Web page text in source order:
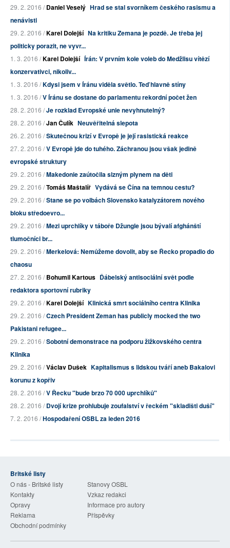
29. 2. 2016 /Daniel Veselý Hrad se stal svorníkem českého rasismu a
nenávisti
29. 2. 2016 /Karel Dolejší Na kritiku Zemana je pozdě. Je třeba jej
politicky porazit, ne vyvr...
1. 3. 2016 /Karel Dolejší Írán: V prvním kole voleb do Medžlisu vítězí
konzervativci, nikoliv...
1. 3. 2016 /Kdysi jsem v Íránu viděla světlo. Teď hlavně stíny
1. 3. 2016 /V Íránu se dostane do parlamentu rekordní počet žen
28. 2. 2016 /Je rozklad Evropské unie nevyhnutelný?
28. 2. 2016 /Jan Čulík Neuvěřitelná slepota
26. 2. 2016 /Skutečnou krizí v Evropě je její rasistická reakce
27. 2. 2016 /V Evropě jde do tuhého. Záchranou jsou však jedině
evropské struktury
29. 2. 2016 /Makedonie zaútočila slzným plynem na děti
29. 2. 2016 /Tomáš Maštalíř Vydává se Čína na temnou cestu?
29. 2. 2016 /Stane se po volbách Slovensko katalyzátorem nového
bloku středoevro...
29. 2. 2016 /Mezi uprchlíky v táboře Džungle jsou bývalí afghánští
tlumočníci br...
29. 2. 2016 /Merkelová: Nemůžeme dovolit, aby se Řecko propadlo do
chaosu
27. 2. 2016 /Bohumil Kartous Ďábelský antisociální svět podle
redaktora sportovní rubriky
29. 2. 2016 /Karel Dolejší Klinická smrt sociálního centra Klinika
29. 2. 2016 /Czech President Zeman has publicly mocked the two
Pakistani refugee...
29. 2. 2016 /Sobotní demonstrace na podporu žižkovského centra
Klinika
29. 2. 2016 /Václav Dušek Kapitalismus s lidskou tváří aneb Bakalovi
korunu z kopřiv
28. 2. 2016 /V Řecku "bude brzo 70 000 uprchlíků"
28. 2. 2016 /Dvojí krize prohlubuje zoufalství v řeckém "skladišti duší"
7. 2. 2016 /Hospodaření OSBL za leden 2016
Britské listy
O nás - Britské listy
Stanovy OSBL
Kontakty
Vzkaz redakci
Opravy
Informace pro autory
Reklama
Příspěvky
Obchodní podmínky